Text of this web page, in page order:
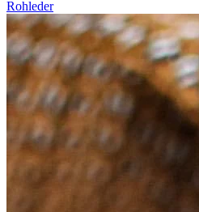
Rohleder